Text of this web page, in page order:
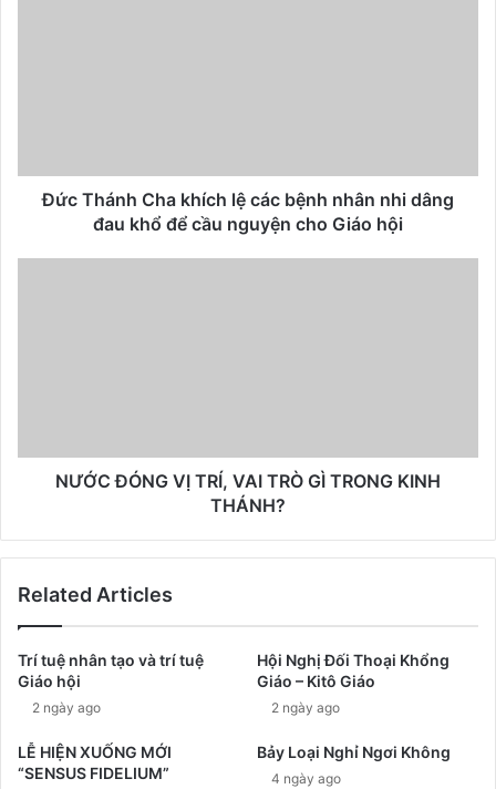
Đức Thánh Cha khích lệ các bệnh nhân nhi dâng
đau khổ để cầu nguyện cho Giáo hội
NƯỚC ĐÓNG VỊ TRÍ, VAI TRÒ GÌ TRONG KINH
THÁNH?
Related Articles
Trí tuệ nhân tạo và trí tuệ
Giáo hội
2 ngày ago
Hội Nghị Đối Thoại Khổng
Giáo – Kitô Giáo
2 ngày ago
LỄ HIỆN XUỐNG MỚI
“SENSUS FIDELIUM”
Bảy Loại Nghỉ Ngơi Không
4 ngày ago